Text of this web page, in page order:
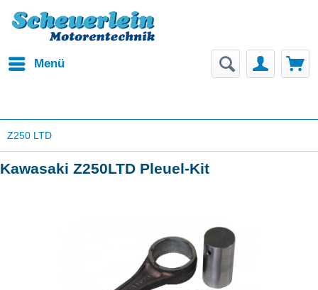
Menü
Z250 LTD
Kawasaki Z250LTD Pleuel-Kit